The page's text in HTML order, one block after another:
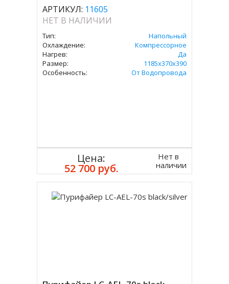
АРТИКУЛ: 11605
НЕТ В НАЛИЧИИ
Тип:
Напольный
Охлаждение:
Компрессорное
Нагрев:
Да
Размер:
1185x370x390
Особенность:
От Водопровода
Цена:
52 700 руб.
Нет в
наличии